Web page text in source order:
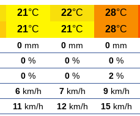
21°C 22°C 28°C
21°C 21°C 28°C
0 mm 0 mm 0 mm
0 % 0 % 0 %
0 % 0 % 2 %
6km/h 7km/h 9km/h
11 km/h 12km/h 15km/h